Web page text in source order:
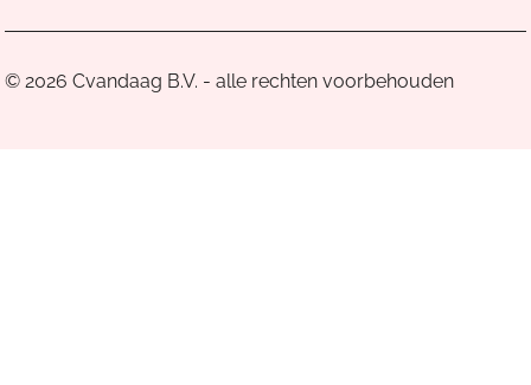
© 2026 Cvandaag B.V. - alle rechten voorbehouden